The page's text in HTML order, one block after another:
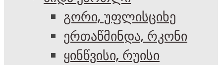
გორი, უფლისციხე
ერთაწმინდა, რკონი
ყინწვისი, რუისი